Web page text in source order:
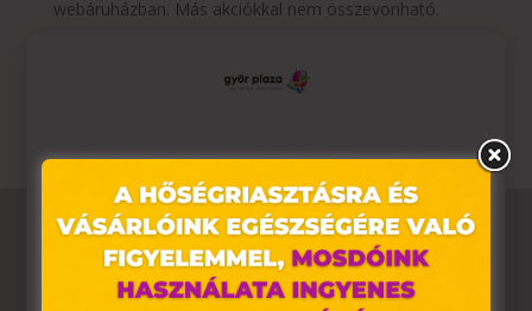
webáruházban. Más akciókkal nem összevonható.
Weboldalunkon „cookie"-kat (továbbiakban „süti")
alkalmazunk. Ezek olyan fájlok, melyek információt
tárolnak webes böngészőjében. Ehhez az Ön
hozzájárulása szükséges.